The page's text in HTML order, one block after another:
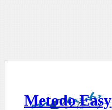
Metodo Easy